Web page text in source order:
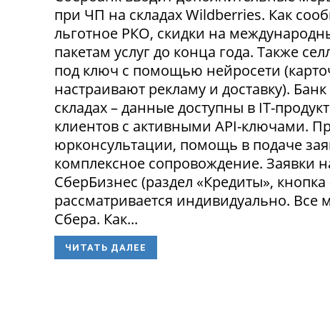
при ЧП на складах Wildberries. Как
льготное РКО, скидки на
пакетам услуг до конца года. Также
под ключ с помощью нейросети
настраивают рекламу и доставку).
складах – данные доступны в IT-
клиентов с активными API-ключами.
юрконсультации, помощь в подаче
комплексное сопровождение. Заявки
СберБизнес (раздел «Кредиты»,
рассматривается индивидуально.
Сбера. Как...
ЧИТАТЬ ДАЛЕЕ